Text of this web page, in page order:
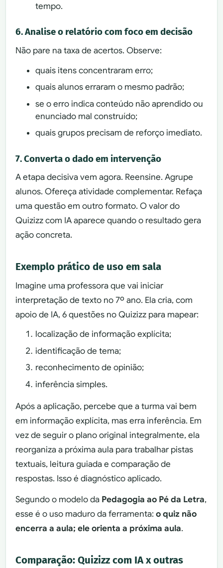
tempo.
6. Analise o relatório com foco em decisão
Não pare na taxa de acertos. Observe:
quais itens concentraram erro;
quais alunos erraram o mesmo padrão;
se o erro indica conteúdo não aprendido ou
enunciado mal construído;
quais grupos precisam de reforço imediato.
7. Converta o dado em intervenção
A etapa decisiva vem agora. Reensine. Agrupe
alunos. Ofereça atividade complementar. Refaça
uma questão em outro formato. O valor do
Quizizz com IA aparece quando o resultado gera
ação concreta.
Exemplo prático de uso em sala
Imagine uma professora que vai iniciar
interpretação de texto no 7º ano. Ela cria, com
apoio de IA, 6 questões no Quizizz para mapear:
localização de informação explícita;
identificação de tema;
reconhecimento de opinião;
inferência simples.
Após a aplicação, percebe que a turma vai bem
em informação explícita, mas erra inferência. Em
vez de seguir o plano original integralmente, ela
reorganiza a próxima aula para trabalhar pistas
textuais, leitura guiada e comparação de
respostas. Isso é diagnóstico aplicado.
Segundo o modelo da Pedagogia ao Pé da Letra,
esse é o uso maduro da ferramenta:o quiz não
encerra a aula; ele orienta a próxima aula.
Comparação: Quizizz com IA x outras